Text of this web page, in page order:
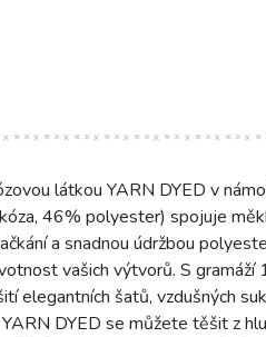
látkou YARN DYED v
46% polyester) spojuje
a snadnou údržbou
vašich výtvorů. S
elegantních šatů, vzdušných
DYED se můžete těšit z